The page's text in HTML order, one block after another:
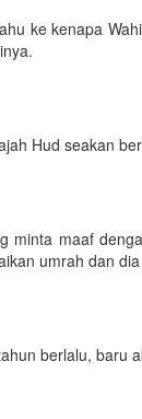
ke kenapa
Hud seakan
minta maaf
umrah dan
berlalu, baru